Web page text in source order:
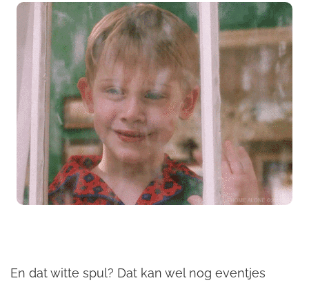
En dat witte spul? Dat kan wel nog eventjes